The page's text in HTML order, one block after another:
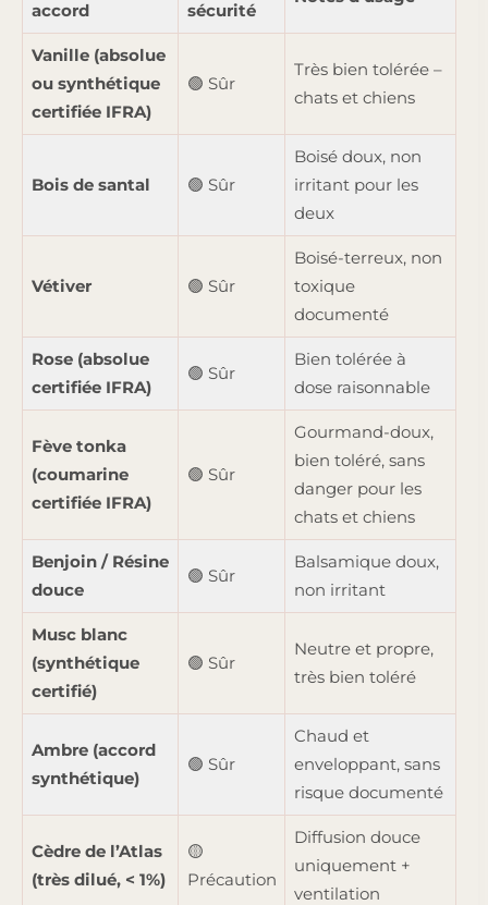
accord
sécurité
Vanille (absolue
ou synthétique
certifiée IFRA)
🟢 Sûr
Très bien tolérée –
chats et chiens
Bois de santal 🟢 Sûr
Boisé doux, non
irritant pour les
deux
Vétiver 🟢 Sûr
Boisé-terreux, non
toxique
documenté
Rose (absolue
certifiée IFRA)
🟢 Sûr
Bien tolérée à
dose raisonnable
Fève tonka
(coumarine
certifiée IFRA)
🟢 Sûr
Gourmand-doux,
bien toléré, sans
danger pour les
chats et chiens
Benjoin / Résine
douce
🟢 Sûr
Balsamique doux,
non irritant
Musc blanc
(synthétique
certifié)
🟢 Sûr
Neutre et propre,
très bien toléré
Ambre (accord
synthétique)
🟢 Sûr
Chaud et
enveloppant, sans
risque documenté
Cèdre de l’Atlas
(très dilué, < 1%)
🟡
Précaution
Diffusion douce
uniquement +
ventilation